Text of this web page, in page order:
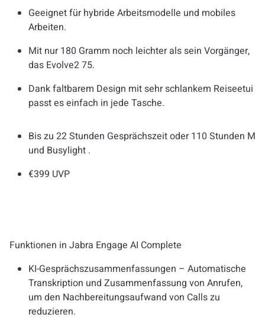
Geeignet für hybride Arbeitsmodelle und mobiles
Arbeiten.
Mit nur 180 Gramm noch leichter als sein Vorgänger,
das Evolve2 75.
Dank faltbarem Design mit sehr schlankem Reiseetui
passt es einfach in jede Tasche.
Bis zu 22 Stunden Gesprächszeit oder 110 Stunden
und Busylight .
€399 UVP
Funktionen in Jabra Engage AI Complete
KI-Gesprächszusammenfassungen – Automatische
Transkription und Zusammenfassung von Anrufen,
um den Nachbereitungsaufwand von Calls zu
reduzieren.